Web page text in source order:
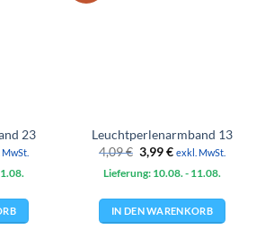
23
Leuchtperlenarmband 13
4,09€ Ursprünglicher
Preis
war:
3,99€Aktueller
ist:
exkl. MwSt.
Lieferung: 10.08. - 11.08.
IN DEN WARENKORB